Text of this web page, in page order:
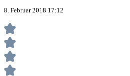
8. Februar 2018 17:12